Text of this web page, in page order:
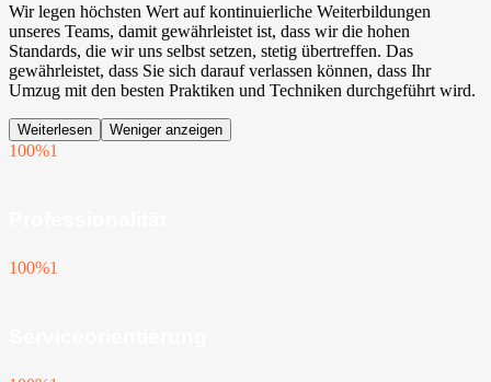
Wir legen höchsten Wert auf kontinuierliche Weiterbildungen
unseres Teams, damit gewährleistet ist, dass wir die hohen
Standards, die wir uns selbst setzen, stetig übertreffen. Das
gewährleistet, dass Sie sich darauf verlassen können, dass Ihr
Umzug mit den besten Praktiken und Techniken durchgeführt wird.
Weiterlesen Weniger anzeigen
100%1
100%1